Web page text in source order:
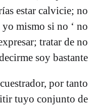
estar calvicie; no
mismo si no ‘ no
tratar de no
soy bastante “.
por tanto
tuyo conjunto de